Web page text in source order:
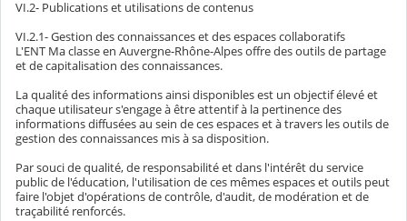
VI.2- Publications et utilisations de contenus
VI.2.1- Gestion des connaissances et des espaces collaboratifs
L'ENT Ma classe en Auvergne-Rhône-Alpes offre des outils de partage
et de capitalisation des connaissances.
La qualité des informations ainsi disponibles est un objectif élevé et
chaque utilisateur s'engage à être attentif à la pertinence des
informations diffusées au sein de ces espaces et à travers les outils de
gestion des connaissances mis à sa disposition.
Par souci de qualité, de responsabilité et dans l'intérêt du service
public de l'éducation, l'utilisation de ces mêmes espaces et outils peut
faire l'objet d'opérations de contrôle, d'audit, de modération et de
traçabilité renforcés.